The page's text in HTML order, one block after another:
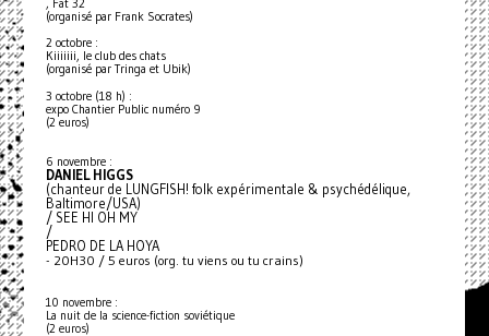
, Fat 32
(organisé par Frank Socrates)
2 octobre :
Kiiiiiii, le club des chats
(organisé par Tringa et Ubik)
3 octobre (18 h) :
expo Chantier Public numéro 9
(2 euros)
6 novembre :
DANIEL HIGGS
(chanteur de LUNGFISH! folk expérimentale & psychédélique,
Baltimore/USA)
/ SEE HI OH MY
/
PEDRO DE LA HOYA
- 20H30 / 5 euros (org. tu viens ou tu crains)
10 novembre :
La nuit de la science-fiction soviétique
(2 euros)